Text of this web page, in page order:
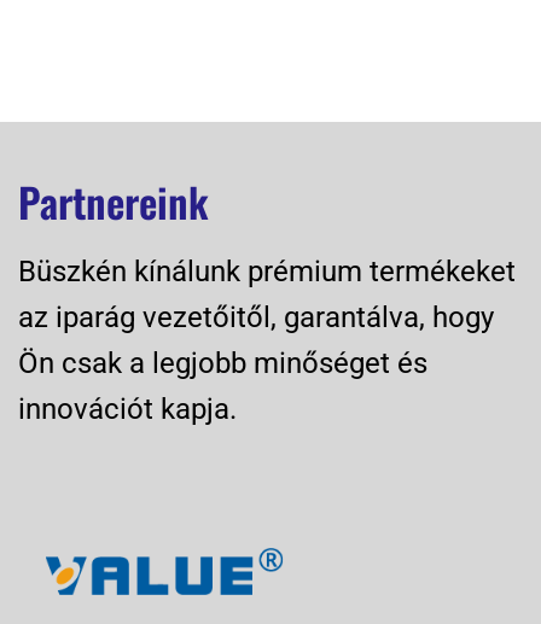
Partnereink
Büszkén kínálunk prémium termékeket
az iparág vezetőitől, garantálva, hogy
Ön csak a legjobb minőséget és
innovációt kapja.